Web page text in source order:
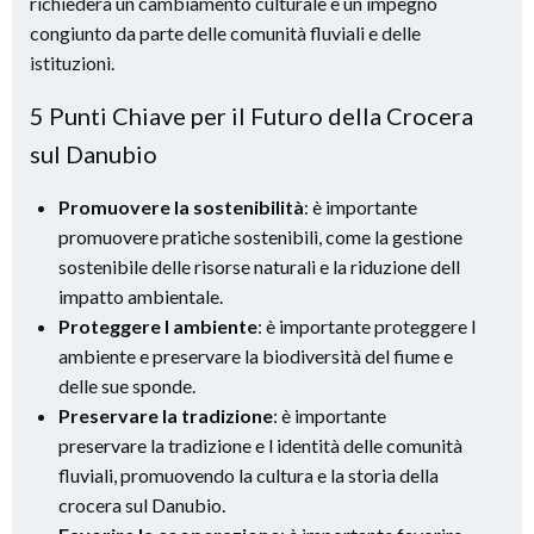
congiunto da parte delle comunità fluviali e delle
istituzioni.
5 Punti Chiave per il Futuro della Crocera
sul Danubio
Promuovere la sostenibilità: è importante
promuovere pratiche sostenibili, come la gestione
sostenibile delle risorse naturali e la riduzione dell
impatto ambientale.
Proteggere l ambiente: è importante proteggere l
ambiente e preservare la biodiversità del fiume e
delle sue sponde.
Preservare la tradizione: è importante
preservare la tradizione e l identità delle comunità
fluviali, promuovendo la cultura e la storia della
crocera sul Danubio.